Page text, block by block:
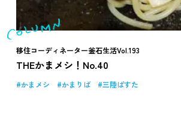
移住コーディネーター釜石生活Vol.193
THEかまメシ！No.40
かまメシ かまりば 三陸ぱすた